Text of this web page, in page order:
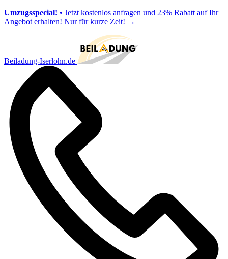
Umzugsspecial! • Jetzt kostenlos anfragen und 23% Rabatt auf Ihr
Angebot erhalten! Nur für kurze Zeit! →
Beiladung-Iserlohn.de